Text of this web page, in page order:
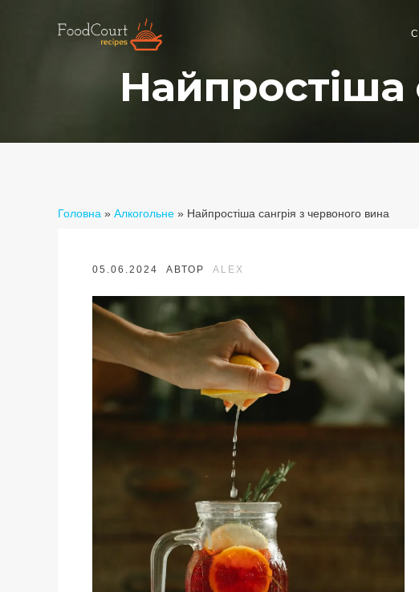
Найпростіша
Головна » Алкогольне » Найпростіша сангрія з червоного вина
05.06.2024 АВТОР ALEX